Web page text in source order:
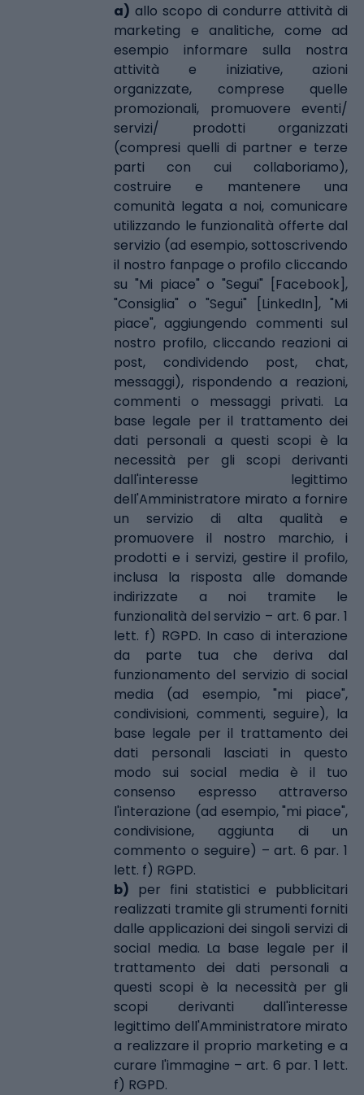
a) allo scopo di condurre attività di
marketing e analitiche, come ad
esempio informare sulla nostra
attività e iniziative, azioni
organizzate, comprese quelle
promozionali, promuovere eventi/
servizi/ prodotti organizzati
(compresi quelli di partner e terze
parti con cui collaboriamo),
costruire e mantenere una
comunità legata a noi, comunicare
utilizzando le funzionalità offerte dal
servizio (ad esempio, sottoscrivendo
il nostro fanpage o profilo cliccando
su "Mi piace" o "Segui" [Facebook],
"Consiglia" o "Segui" [LinkedIn], "Mi
piace", aggiungendo commenti sul
nostro profilo, cliccando reazioni ai
post, condividendo post, chat,
messaggi), rispondendo a reazioni,
commenti o messaggi privati. La
base legale per il trattamento dei
dati personali a questi scopi è la
necessità per gli scopi derivanti
dall'interesse legittimo
dell'Amministratore mirato a fornire
un servizio di alta qualità e
promuovere il nostro marchio, i
prodotti e i servizi, gestire il profilo,
inclusa la risposta alle domande
indirizzate a noi tramite le
funzionalità del servizio – art. 6 par. 1
lett. f) RGPD. In caso di interazione
da parte tua che deriva dal
funzionamento del servizio di social
media (ad esempio, "mi piace",
condivisioni, commenti, seguire), la
base legale per il trattamento dei
dati personali lasciati in questo
modo sui social media è il tuo
consenso espresso attraverso
l'interazione (ad esempio, "mi piace",
condivisione, aggiunta di un
commento o seguire) – art. 6 par. 1
lett. f) RGPD.
b) per fini statistici e pubblicitari
realizzati tramite gli strumenti forniti
dalle applicazioni dei singoli servizi di
social media. La base legale per il
trattamento dei dati personali a
questi scopi è la necessità per gli
scopi derivanti dall'interesse
legittimo dell'Amministratore mirato
a realizzare il proprio marketing e a
curare l'immagine – art. 6 par. 1 lett.
f) RGPD.